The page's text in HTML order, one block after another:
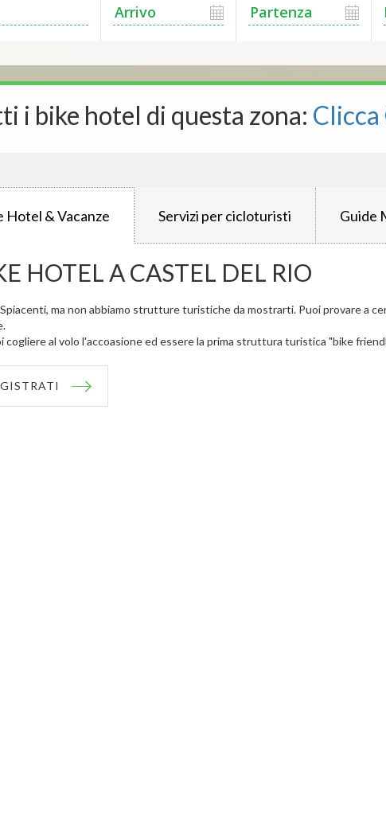
i bike hotel di questa zona: Clicca
Hotel & Vacanze Servizi per cicloturisti Guide
HOTEL A CASTEL DEL RIO
ma non abbiamo strutture turistiche da mostrarti. Puoi provare a
cogliere al volo l'accoasione ed essere la prima struttura turistica "bike